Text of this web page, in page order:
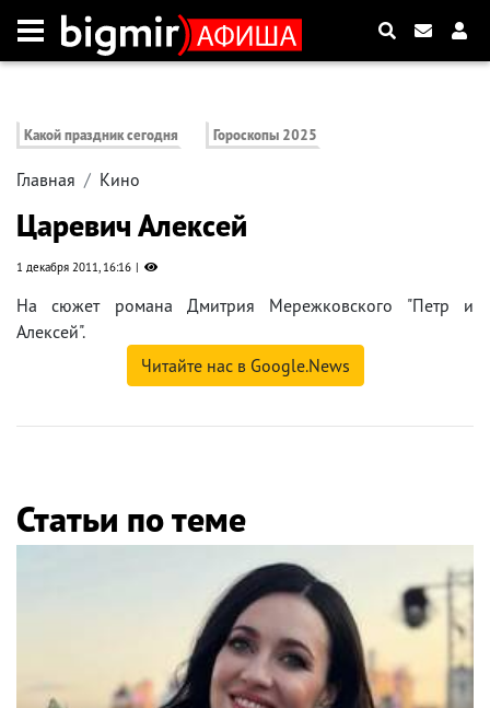
Какой праздник сегодня Гороскопы 2025
Главная Кино
Царевич Алексей
1 декабря 2011, 16:16
На сюжет романа Дмитрия Мережковского "Петр и
Алексей".
Читайте нас в Google.News
Статьи по теме